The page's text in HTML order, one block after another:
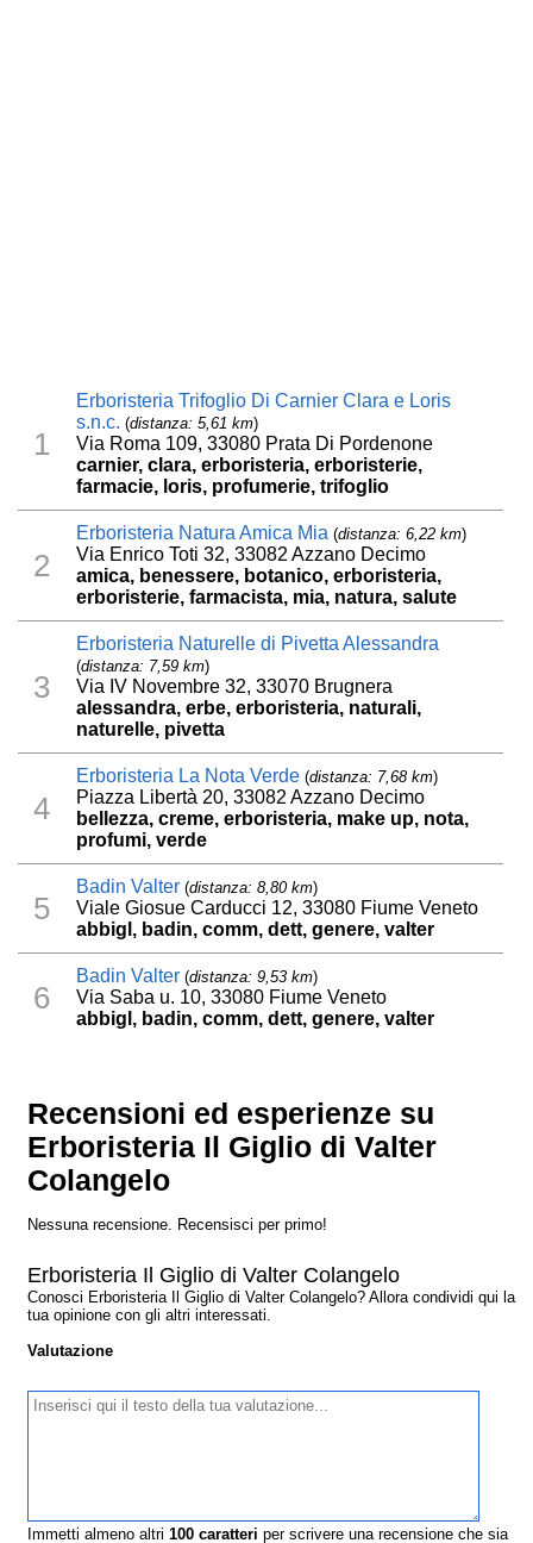
1
Erboristeria Trifoglio Di Carnier Clara e Loris
s.n.c. (distanza: 5,61 km)
Via Roma 109, 33080 Prata Di Pordenone
carnier, clara, erboristeria, erboristerie,
farmacie, loris, profumerie, trifoglio
2
Erboristeria Natura Amica Mia (distanza: 6,22 km)
Via Enrico Toti 32, 33082 Azzano Decimo
amica, benessere, botanico, erboristeria,
erboristerie, farmacista, mia, natura, salute
3
Erboristeria Naturelle di Pivetta Alessandra
(distanza: 7,59 km)
Via IV Novembre 32, 33070 Brugnera
alessandra, erbe, erboristeria, naturali,
naturelle, pivetta
4
Erboristeria La Nota Verde (distanza: 7,68 km)
Piazza Libertà 20, 33082 Azzano Decimo
bellezza, creme, erboristeria, make up, nota,
profumi, verde
5
Badin Valter (distanza: 8,80 km)
Viale Giosue Carducci 12, 33080 Fiume Veneto
abbigl, badin, comm, dett, genere, valter
6
Badin Valter (distanza: 9,53 km)
Via Saba u. 10, 33080 Fiume Veneto
abbigl, badin, comm, dett, genere, valter
Recensioni ed esperienze su
Erboristeria Il Giglio di Valter
Colangelo
Nessuna recensione. Recensisci per primo!
Erboristeria Il Giglio di Valter Colangelo
Conosci Erboristeria Il Giglio di Valter Colangelo? Allora condividi qui la
tua opinione con gli altri interessati.
Valutazione
Immetti almeno altri100 caratteri per scrivere una recensione che sia